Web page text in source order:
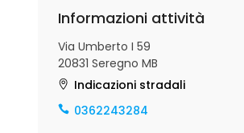
Informazioni attività
Via Umberto I 59
20831 Seregno MB
Indicazioni stradali
0362243284